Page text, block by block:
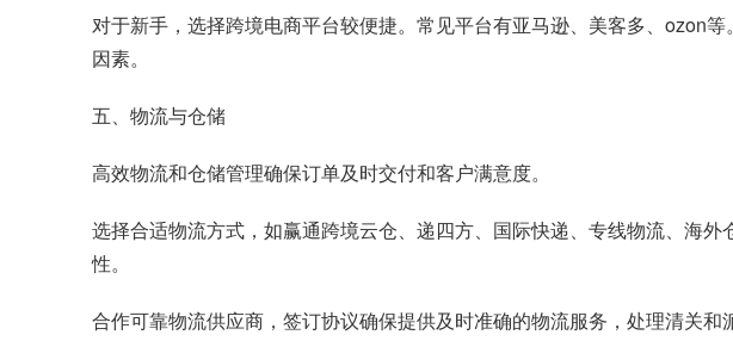
对于新手，选择跨境电商平台较便捷。常见平台有亚马逊、美客多、ozon
因素。
五、物流与仓储
高效物流和仓储管理确保订单及时交付和客户满意度。
选择合适物流方式，如赢通跨境云仓、递四方、国际快递、专线物流、海
性。
合作可靠物流供应商，签订协议确保提供及时准确的物流服务，处理清关和